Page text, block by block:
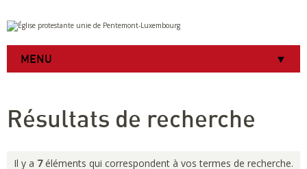
Aller
au
contenu.
à
Outils
personnels
MENU
Résultats de recherche
Il y a 7éléments qui correspondent à vos termes de recherche.